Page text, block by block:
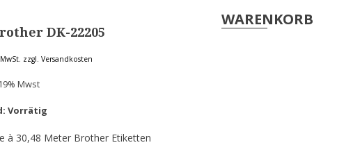
DK-22205
zzgl. Versandkosten
Mwst
Vorrätig
à 30,48 Meter Brother Etiketten
WARENKORB